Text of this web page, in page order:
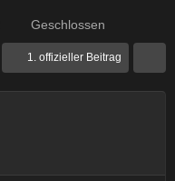
Geschlossen
1. offizieller Beitrag